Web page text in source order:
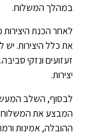
במהלך המשלוח.
לאחר הכנת
את כלל היצירות.
זעזועים ונזקי
יצירות.
לבסוף, השלב
המבצע את המשלוח.
ההובלה, אמינות